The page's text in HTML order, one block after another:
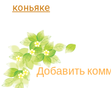
коньяке
Добавить